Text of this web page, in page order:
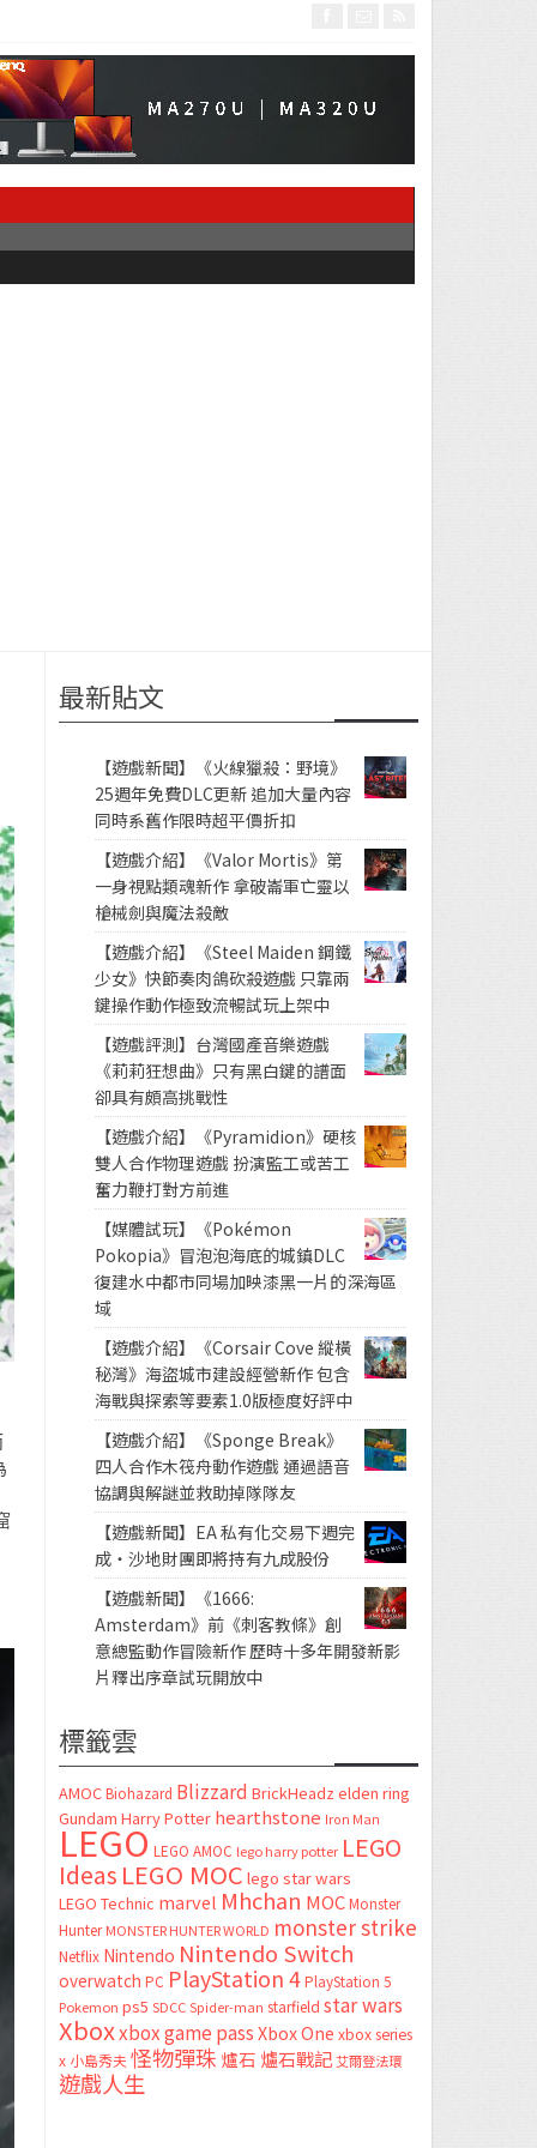
最新貼文
【遊戲新聞】《火線獵殺：野境》
25週年免費DLC更新 追加大量內容
同時系舊作限時超平價折扣
【遊戲介紹】《Valor Mortis》第
一身視點類魂新作 拿破崙軍亡靈以
槍械劍與魔法殺敵
【遊戲介紹】《Steel Maiden 鋼鐵
少女》快節奏肉鴿砍殺遊戲 只靠兩
鍵操作動作極致流暢試玩上架中
【遊戲評測】台灣國產音樂遊戲
《莉莉狂想曲》只有黑白鍵的譜面
卻具有頗高挑戰性
【遊戲介紹】《Pyramidion》硬核
雙人合作物理遊戲 扮演監工或苦工
奮力鞭打對方前進
【媒體試玩】《Pokémon
Pokopia》冒泡泡海底的城鎮DLC
復建水中都市同場加映漆黑一片的深海區
域
【遊戲介紹】《Corsair Cove 縱橫
秘灣》海盜城市建設經營新作 包含
海戰與探索等要素1.0版極度好評中
【遊戲介紹】《Sponge Break》
四人合作木筏舟動作遊戲 通過語音
協調與解謎並救助掉隊隊友
【遊戲新聞】EA 私有化交易下週完
成・沙地財團即將持有九成股份
【遊戲新聞】《1666:
Amsterdam》前《刺客教條》創
意總監動作冒險新作 歷時十多年開發新影
片釋出序章試玩開放中
標籤雲
AMOC Biohazard Blizzard BrickHeadz elden ring
Gundam Harry Potter hearthstone Iron Man
LEGO LEGO AMOC lego harry potter LEGO
Ideas LEGO MOC lego star wars
LEGO Technic marvel Mhchan MOC Monster
Hunter MONSTER HUNTER WORLD monster strike
Netflix Nintendo Nintendo Switch
overwatch PC PlayStation 4 PlayStation 5
Pokemon ps5 SDCC Spider-man starfield star wars
Xboxxbox game passXbox One xbox series
x 小島秀夫怪物彈珠 爐石 爐石戰記艾爾登法環
遊戲人生